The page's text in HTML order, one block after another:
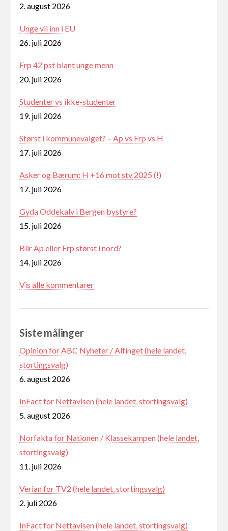
2. august 2026
Unge vil inn i EU
26. juli 2026
Frp 42 pst blant unge menn
20. juli 2026
Studenter vs ikke-studenter
19. juli 2026
Størst i kommunevalget? – Ap vs Frp vs H
17. juli 2026
Asker og Bærum: H +16 mot stv 2025 (!)
17. juli 2026
Gyda Oddekalv i Bergen bystyre?
15. juli 2026
Blir Ap eller Frp størst i nord?
14. juli 2026
Vis alle kommentarer
Siste målinger
Opinion for ABC Nyheter / Altinget (hele landet,
stortingsvalg)
6. august 2026
InFact for Nettavisen (hele landet, stortingsvalg)
5. august 2026
Norfakta for Nationen / Klassekampen (hele landet,
stortingsvalg)
11. juli 2026
Verian for TV2 (hele landet, stortingsvalg)
2. juli 2026
InFact for Nettavisen (hele landet, stortingsvalg)